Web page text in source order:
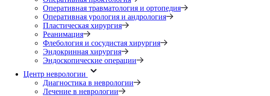
Оперативная травматология и ортопедия
Оперативная урология и андрология
Пластическая хирургия
Реанимация
Флебология и сосудистая хирургия
Эндокринная хирургия
Эндоскопические операции
Центр неврологии
Диагностика в неврологии
Лечение в неврологии